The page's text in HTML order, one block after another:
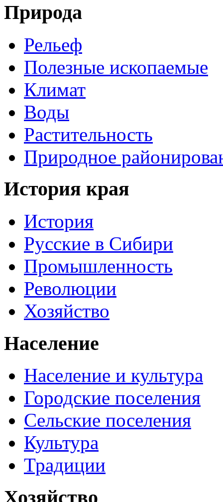
Природа
Рельеф
Полезные ископаемые
Климат
Воды
Растительность
Природное
История края
История
Русские в Сибири
Промышленность
Революции
Хозяйство
Население
Население и культура
Городские поселения
Сельские поселения
Культура
Традиции
Хозяйство